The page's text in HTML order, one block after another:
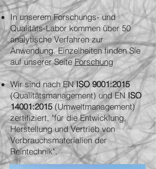
In unserem Forschungs- und
Qualitäts-Labor kommen über 50
analytische Verfahren zur
Anwendung. Einzelheiten finden Sie
auf unserer SeiteForschung
Wir sind nach ENISO 9001:2015
(Qualitätsmanagement) und EN ISO
14001:2015(Umweltmanagement)
zertifiziert, "für die Entwicklung,
Herstellung und Vertrieb von
Verbrauchsmaterialien der
Reintechnik".